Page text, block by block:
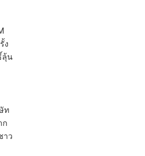
ง
ลุ้น
ท
ก
าว